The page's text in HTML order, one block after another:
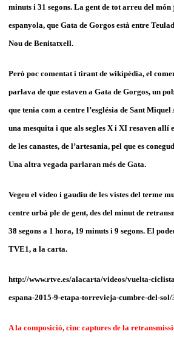
minuts i 31 segons. La gent de tot arreu del
espanyola, que Gata de Gorgos està entre
Nou de Benitatxell.
Però poc comentat i tirant de wikipèdia, el
parlava de que estaven a Gata de Gorgos, un
que tenia com a centre l’església de Sant
una mesquita i que als segles X i XI resaven allí
de les canastes, de l’artesania, pel que es
Una altra vegada parlaran més de Gata.
Vegeu el vídeo i gaudiu de les vistes del terme
centre urbà ple de gent, des del minut de
38 segons a 1 hora, 19 minuts i 9 segons. El
TVE1, a la carta.
http://www.rtve.es/alacarta/videos/vuelta-
espana-2015-9-etapa-torrevieja-cumbre-del-sol/
A la composició, cinc captures de la